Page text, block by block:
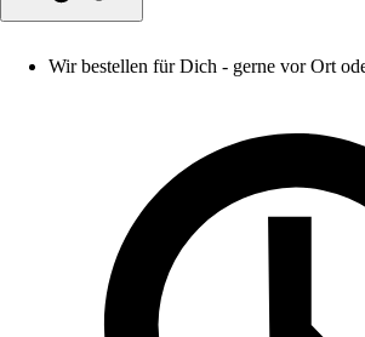
Wir bestellen für Dich - gerne vor Ort